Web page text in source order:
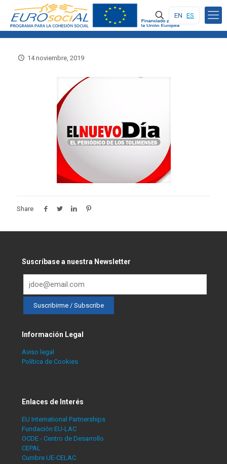
EN ES
14 noviembre, 2019
Share
Suscríbase a nuestra Newsletter
Información Legal
Aviso legal
Política de Cookies
Enlaces de Interés
EU International Partnerships
Fundación EU-LAC
OCDE - Centro de Desarrollo
CEPAL
Cumbre UE-CELAC